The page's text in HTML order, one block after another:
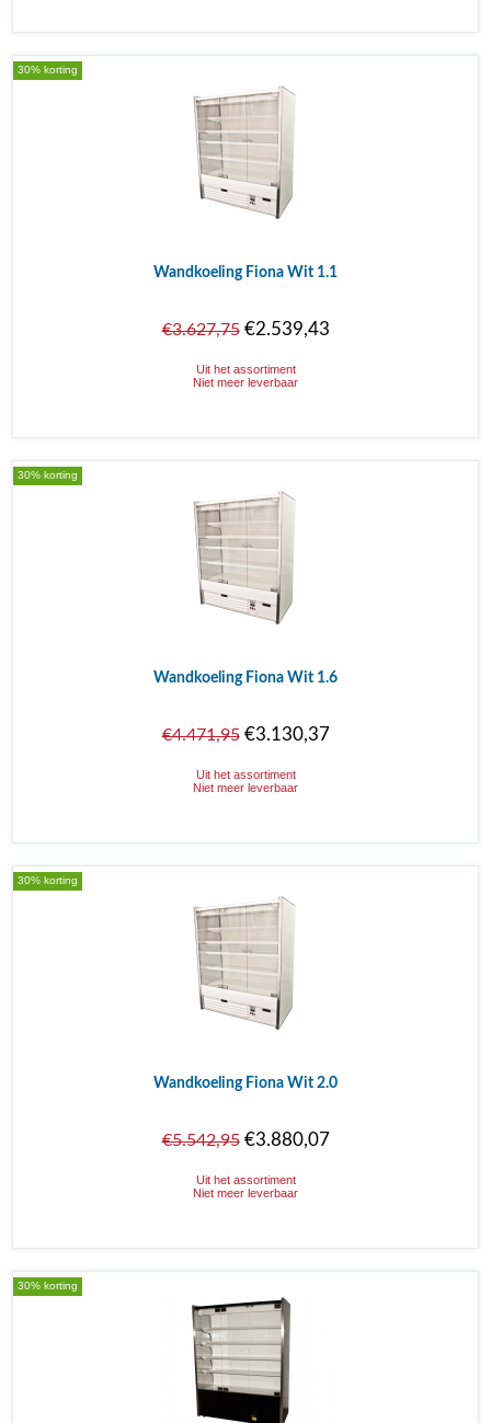
30% korting
Wandkoeling Fiona Wit 1.1
€3.627,75€2.539,43
Uit het assortiment
Niet meer leverbaar
30% korting
Wandkoeling Fiona Wit 1.6
€4.471,95€3.130,37
Uit het assortiment
Niet meer leverbaar
30% korting
Wandkoeling Fiona Wit 2.0
€5.542,95€3.880,07
Uit het assortiment
Niet meer leverbaar
30% korting